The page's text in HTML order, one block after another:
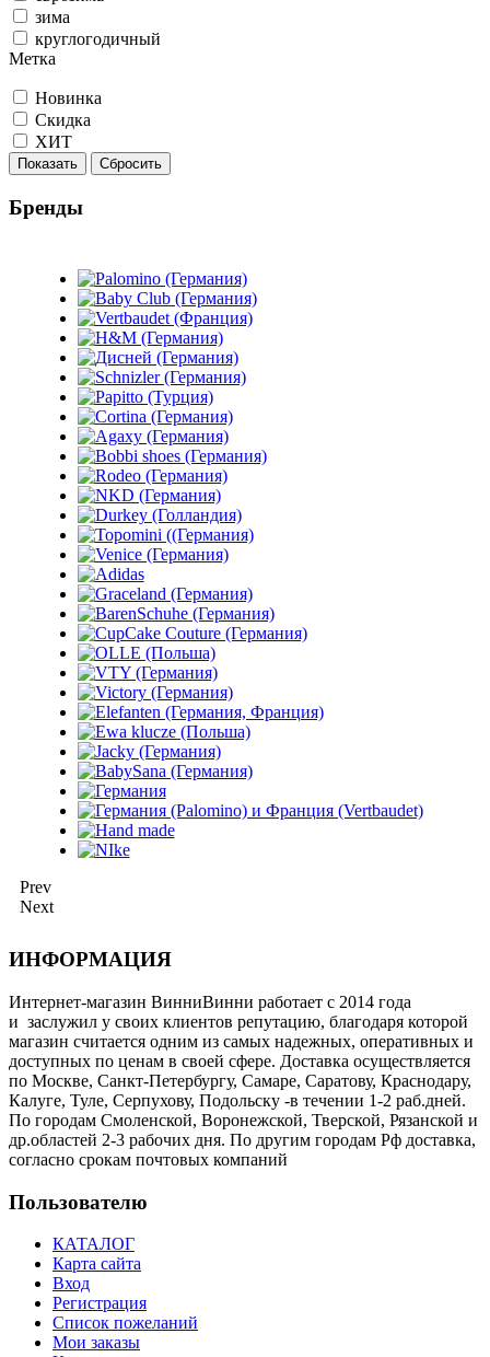
зима
круглогодичный
Метка
Новинка
Скидка
ХИТ
Показать Сбросить
Бренды
Prev
Next
ИНФОРМАЦИЯ
Интернет-магазин ВинниВинни работает с 2014 года
и заслужил у своих клиентов репутацию, благодаря которой
магазин считается одним из самых надежных, оперативных и
доступных по ценам в своей сфере. Доставка осуществляется
по Москве, Санкт-Петербургу, Самаре, Саратову, Краснодару,
Калуге, Туле, Серпухову, Подольску -в течении 1-2 раб.дней.
По городам Смоленской, Воронежской, Тверской, Рязанской и
др.областей 2-3 рабочих дня. По другим городам Рф доставка,
согласно срокам почтовых компаний
Пользователю
КАТАЛОГ
Карта сайта
Вход
Регистрация
Список пожеланий
Мои заказы